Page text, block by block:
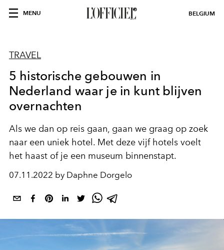
MENU BELGIUM
TRAVEL
5 historische gebouwen in
Nederland waar je in kunt blijven
overnachten
Als we dan op reis gaan, gaan we graag op zoek
naar een uniek hotel. Met deze vijf hotels voelt
het haast of je een museum binnenstapt.
07.11.2022 by Daphne Dorgelo